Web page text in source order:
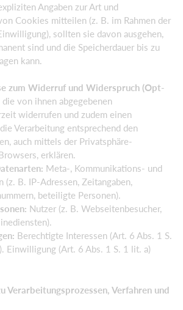
Angaben zur Art und
Cookies mitteilen (z. B. im Rahmen der
sollten sie davon ausgehen,
sind und die Speicherdauer bis zu
kann.
zum Widerruf und Widerspruch (Opt-
von ihnen abgegebenen
widerrufen und zudem einen
Verarbeitung entsprechend den
auch mittels der Privatsphäre-
erklären.
Meta-, Kommunikations- und
(z. B. IP-Adressen, Zeitangaben,
beteiligte Personen).
Nutzer (z. B. Webseitenbesucher,
Berechtigte Interessen (Art. 6 Abs. 1 S.
Einwilligung (Art. 6 Abs. 1 S. 1 lit. a)
Verarbeitungsprozessen, Verfahren und